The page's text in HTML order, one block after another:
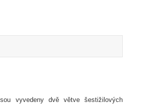
vyvedeny dvě větve šestižilových